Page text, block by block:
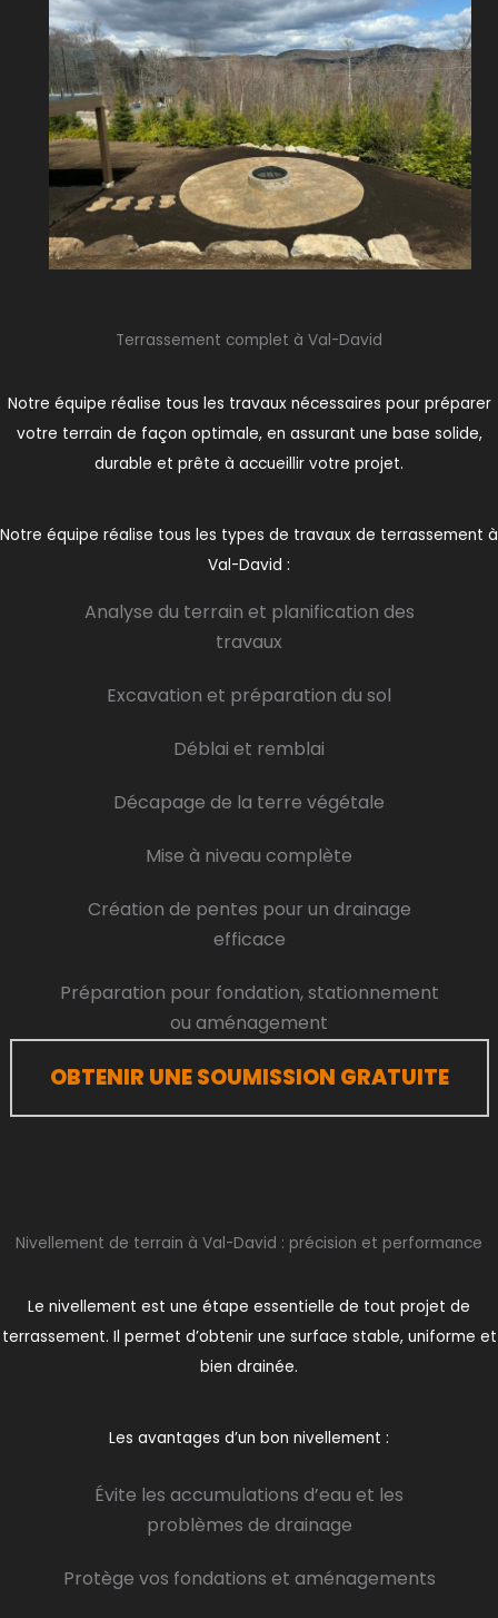
Terrassement complet à Val-David
Notre équipe réalise tous les travaux nécessaires pour préparer
votre terrain de façon optimale, en assurant une base solide,
durable et prête à accueillir votre projet.
Notre équipe réalise tous les types de travaux de terrassement à
Val-David :
Analyse du terrain et planification des
travaux
Excavation et préparation du sol
Déblai et remblai
Décapage de la terre végétale
Mise à niveau complète
Création de pentes pour un drainage
efficace
Préparation pour fondation, stationnement
ou aménagement
OBTENIR UNE SOUMISSION GRATUITE
Nivellement de terrain à Val-David : précision et performance
Le nivellement est une étape essentielle de tout projet de
terrassement. Il permet d’obtenir une surface stable, uniforme et
bien drainée.
Les avantages d’un bon nivellement :
Évite les accumulations d’eau et les
problèmes de drainage
Protège vos fondations et aménagements